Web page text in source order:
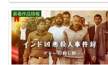
新着作品情報